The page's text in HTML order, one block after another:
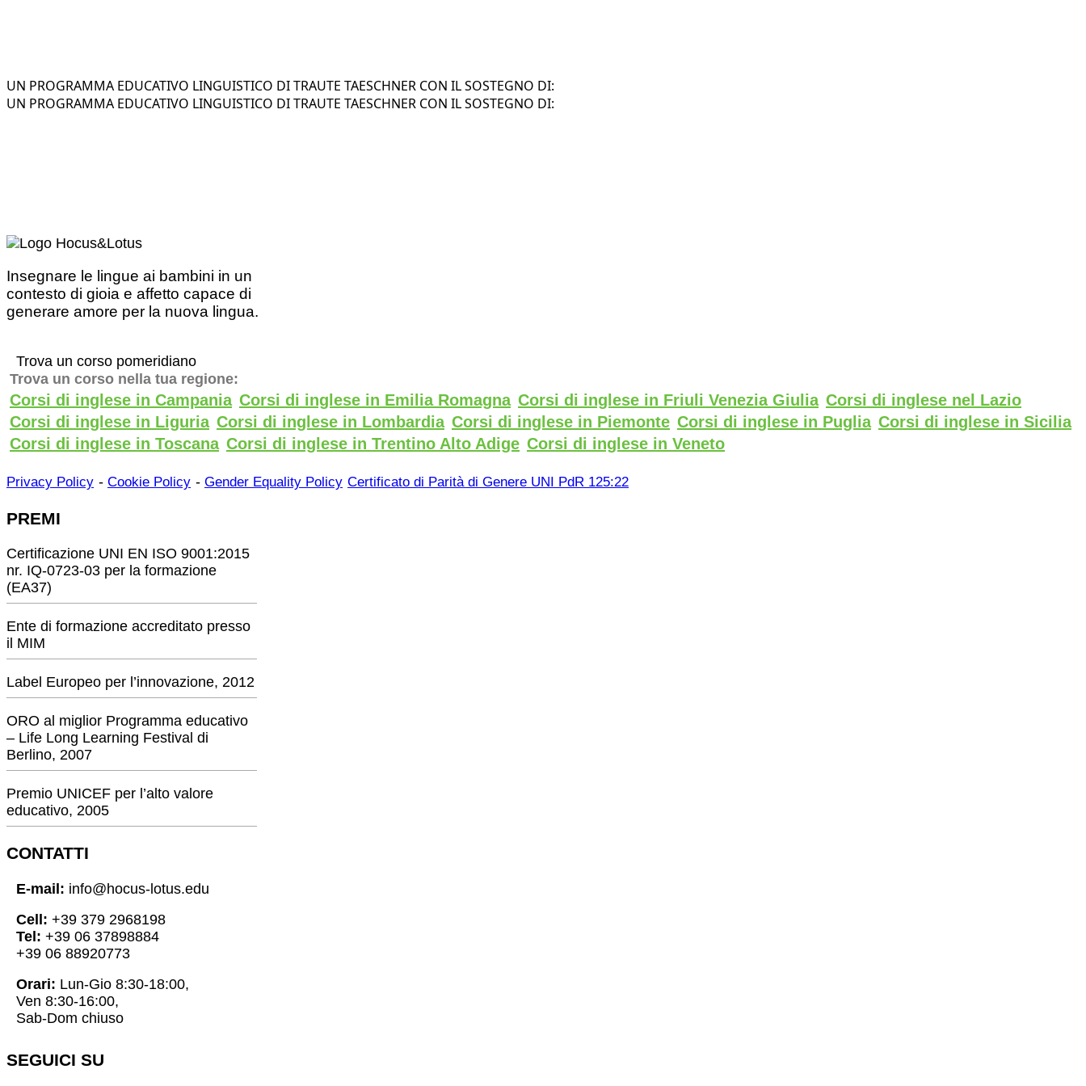
UN PROGRAMMA EDUCATIVO LINGUISTICO DI TRAUTE TAESCHNER CON IL SOSTEGNO DI:
UN PROGRAMMA EDUCATIVO LINGUISTICO DI TRAUTE TAESCHNER CON IL SOSTEGNO DI:
Insegnare le lingue ai bambini in un
contesto di gioia e affetto capace di
generare amore per la nuova lingua.
Trova un corso pomeridiano
Trova un corso nella tua regione:
Corsi di inglese in Campania Corsi di inglese in Emilia Romagna Corsi di inglese in Friuli Venezia Giulia Corsi di inglese nel Lazio
Corsi di inglese in Liguria Corsi di inglese in Lombardia Corsi di inglese in Piemonte Corsi di inglese in Puglia Corsi di inglese in Sicilia
Corsi di inglese in Toscana Corsi di inglese in Trentino Alto Adige Corsi di inglese in Veneto
Privacy Policy - Cookie Policy - Gender Equality Policy Certificato di Parità di Genere UNI PdR 125:22
PREMI
Certificazione UNI EN ISO 9001:2015
nr. IQ-0723-03 per la formazione
(EA37)
Ente di formazione accreditato presso
il MIM
Label Europeo per l’innovazione, 2012
ORO al miglior Programma educativo
– Life Long Learning Festival di
Berlino, 2007
Premio UNICEF per l’alto valore
educativo, 2005
CONTATTI
E-mail: info@hocus-lotus.edu
Cell: +39 379 2968198
Tel: +39 06 37898884
+39 06 88920773
Orari: Lun-Gio 8:30-18:00,
Ven 8:30-16:00,
Sab-Dom chiuso
SEGUICI SU